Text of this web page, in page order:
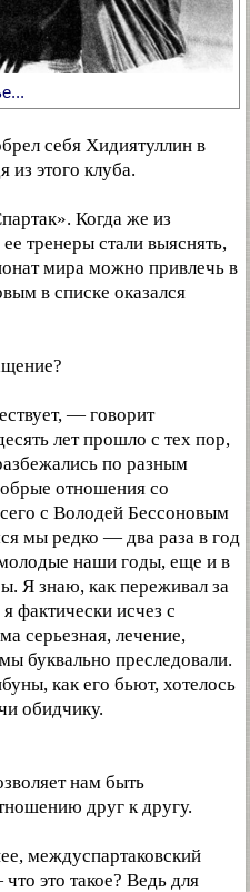
себя Хидиятуллин в
из этого клуба.
Когда же из
тренеры стали выяснять,
мира можно привлечь в
в списке оказался
— говорит
лет прошло с тех пор,
по разным
отношения со
с Володей Бессоновым
мы редко — два раза в год
наши годы, еще и в
Я знаю, как переживал за
фактически исчез с
серьезная, лечение,
буквально преследовали.
как его бьют, хотелось
обидчику.
нам быть
друг к другу.
междуспартаковский
это такое? Ведь для